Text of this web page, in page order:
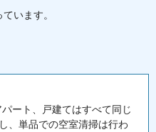
います。
ート、戸建てはすべて同じ
、単品での空室清掃は行わ